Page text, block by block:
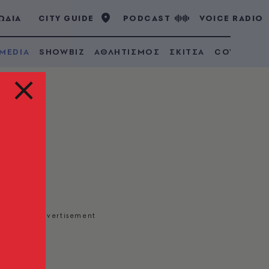
CITY GUIDE PODCAST VOICE RADIO
SHOWBIZ ΑΘΛΗΤΙΣΜΟΣ ΣΚΙΤΣΑ COVID 19